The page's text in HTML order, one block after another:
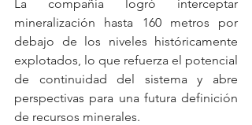
La compañía logró interceptar
mineralización hasta 160 metros por
debajo de los niveles históricamente
explotados, lo que refuerza el potencial
de continuidad del sistema y abre
perspectivas para una futura definición
de recursos minerales.